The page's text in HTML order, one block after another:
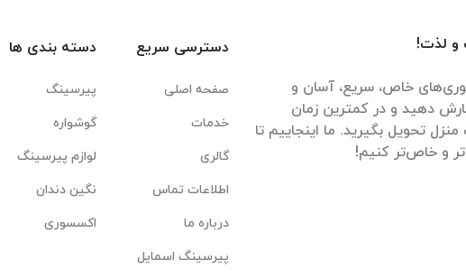
و لذت!
خاص، سریع، آسان و
دهید و در کمترین زمان
تحویل بگیرید. ما اینجاییم تا
دسترسی سریع
صفحه اصلی
خدمات
گالری
اطلاعات تماس
درباره ما
پیرسینگ اسمایل
دسته بندی ها
پیرسینگ
گوشواره
لوازم پیرسینگ
نگین دندان
اکسسوری